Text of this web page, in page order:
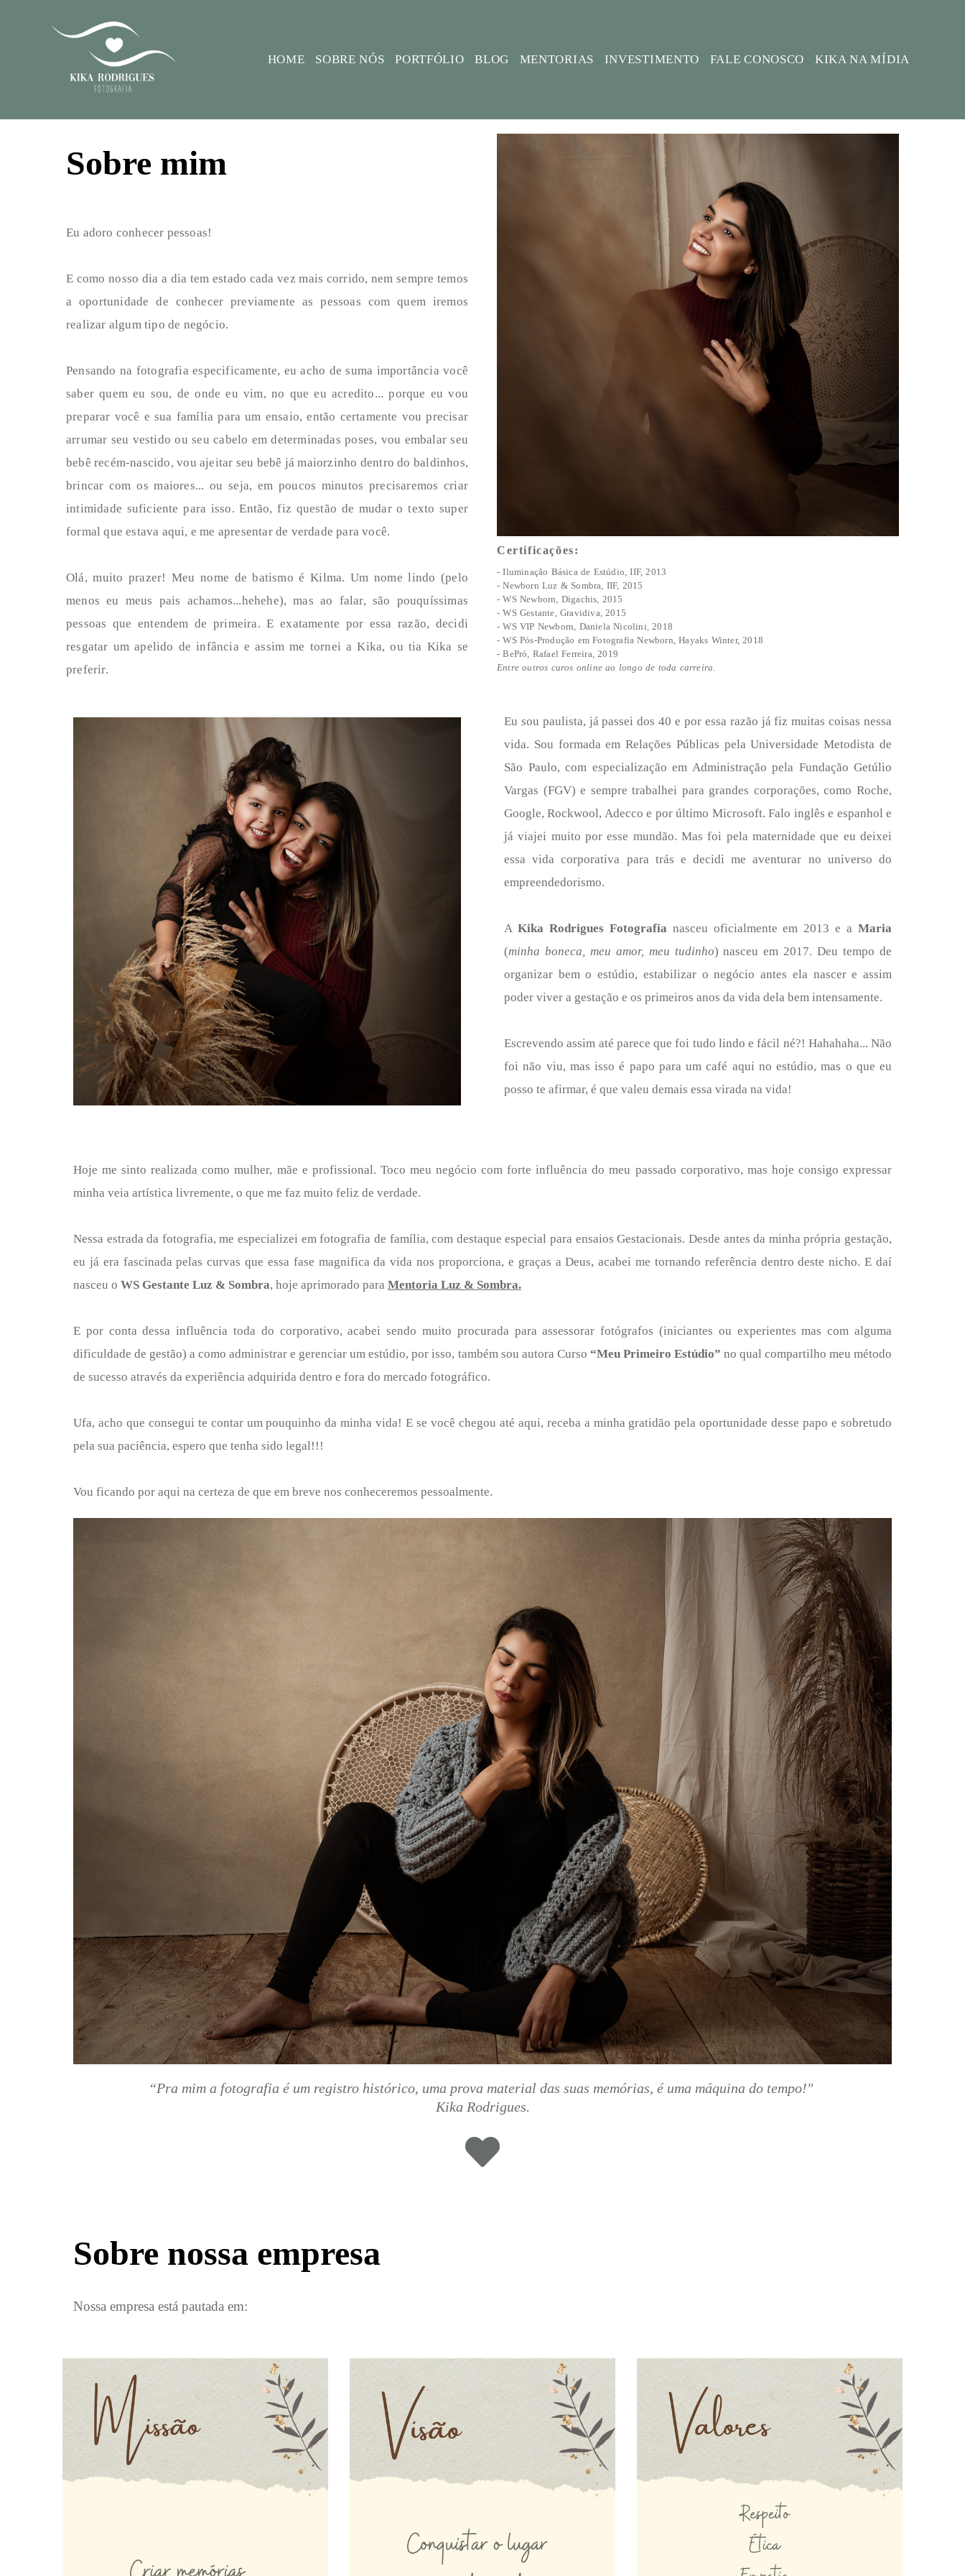
HOME SOBRE NÓS PORTFÓLIO BLOG MENTORIAS INVESTIMENTO FALE CONOSCO KIKA NA MÍDIA
Sobre mim
Eu adoro conhecer pessoas!
E como nosso dia a dia tem estado cada vez mais corrido, nem sempre temos
a oportunidade de conhecer previamente as pessoas com quem iremos
realizar algum tipo de negócio.
Pensando na fotografia especificamente, eu acho de suma importância você
saber quem eu sou, de onde eu vim, no que eu acredito... porque eu vou
preparar você e sua família para um ensaio, então certamente vou precisar
arrumar seu vestido ou seu cabelo em determinadas poses, vou embalar seu
bebê recém-nascido, vou ajeitar seu bebê já maiorzinho dentro do baldinhos,
brincar com os maiores... ou seja, em poucos minutos precisaremos criar
intimidade suficiente para isso. Então, fiz questão de mudar o texto super
formal que estava aqui, e me apresentar de verdade para você.
Olá, muito prazer! Meu nome de batismo é Kilma. Um nome lindo (pelo
menos eu meus pais achamos...hehehe), mas ao falar, são pouquíssimas
pessoas que entendem de primeira. E exatamente por essa razão, decidi
resgatar um apelido de infância e assim me tornei a Kika, ou tia Kika se
preferir.
Certificações:
- Iluminação Básica de Estúdio, IIF, 2013
- Newborn Luz & Sombra, IIF, 2015
- WS Newborn, Digachis, 2015
- WS Gestante, Gravidiva, 2015
- WS VIP Newborn, Daniela Nicolini, 2018
- WS Pós-Produção em Fotografia Newborn, Hayaks Winter, 2018
- BePró, Rafael Ferreira, 2019
Entre outros curos online ao longo de toda carreira.
Eu sou paulista, já passei dos 40 e por essa razão já fiz muitas coisas nessa
vida. Sou formada em Relações Públicas pela Universidade Metodista de
São Paulo, com especialização em Administração pela Fundação Getúlio
Vargas (FGV) e sempre trabalhei para grandes corporações, como Roche,
Google, Rockwool, Adecco e por último Microsoft. Falo inglês e espanhol e
já viajei muito por esse mundão. Mas foi pela maternidade que eu deixei
essa vida corporativa para trás e decidi me aventurar no universo do
empreendedorismo.
A Kika Rodrigues Fotografia nasceu oficialmente em 2013 e aMaria
(minha boneca, meu amor, meu tudinho) nasceu em 2017. Deu tempo de
organizar bem o estúdio, estabilizar o negócio antes ela nascer e assim
poder viver a gestação e os primeiros anos da vida dela bem intensamente.
Escrevendo assim até parece que foi tudo lindo e fácil né?! Hahahaha... Não
foi não viu, mas isso é papo para um café aqui no estúdio, mas o que eu
posso te afirmar, é que valeu demais essa virada na vida!
Hoje me sinto realizada como mulher, mãe e profissional. Toco meu negócio com forte influência do meu passado corporativo, mas hoje consigo expressar
minha veia artística livremente, o que me faz muito feliz de verdade.
Nessa estrada da fotografia, me especializei em fotografia de família, com destaque especial para ensaios Gestacionais. Desde antes da minha própria gestação,
eu já era fascinada pelas curvas que essa fase magnifica da vida nos proporciona, e graças a Deus, acabei me tornando referência dentro deste nicho. E daí
nasceu o WS Gestante Luz & Sombra, hoje aprimorado para Mentoria Luz & Sombra.
E por conta dessa influência toda do corporativo, acabei sendo muito procurada para assessorar fotógrafos (iniciantes ou experientes mas com alguma
dificuldade de gestão) a como administrar e gerenciar um estúdio, por isso, também sou autora Curso “Meu Primeiro Estúdio” no qual compartilho meu método
de sucesso através da experiência adquirida dentro e fora do mercado fotográfico.
Ufa, acho que consegui te contar um pouquinho da minha vida! E se você chegou até aqui, receba a minha gratidão pela oportunidade desse papo e sobretudo
pela sua paciência, espero que tenha sido legal!!!
Vou ficando por aqui na certeza de que em breve nos conheceremos pessoalmente.
“Pra mim a fotografia é um registro histórico, uma prova material das suas memórias, é uma máquina do tempo!"
Kika Rodrigues.
Sobre nossa empresa
Nossa empresa está pautada em: